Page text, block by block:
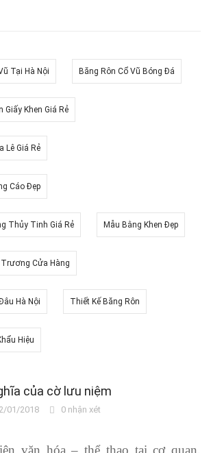
Tại Hà Nội Băng Rôn Cổ Vũ Bóng Đá
Giấy Khen Giá Rẻ
Lê Giá Rẻ
Cáo Đẹp
Thủy Tinh Giá Rẻ Mẫu Bằng Khen Đẹp
Trương Cửa Hàng
Hà Nội Thiết Kế Băng Rôn
Hiệu
của cờ lưu niệm
01/2018 0 nhận xét
văn hóa – thể thao tại cơ quan,